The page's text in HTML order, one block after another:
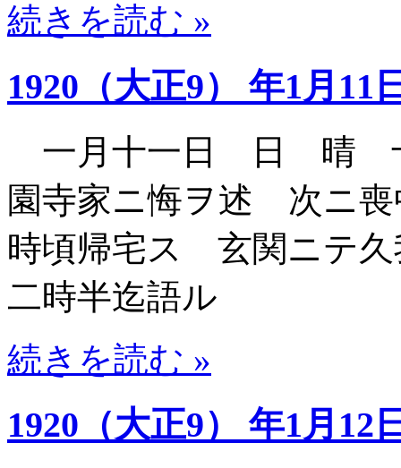
続きを読む »
1920（大正9） 年1月11
一月十一日 日 晴 十
園寺家ニ悔ヲ述 次ニ喪
時頃帰宅ス 玄関ニテ
二時半迄語ル
続きを読む »
1920（大正9） 年1月12